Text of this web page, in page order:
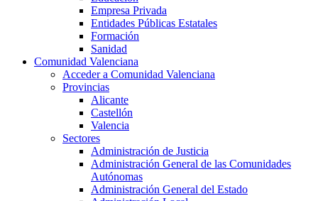
Empresa Privada
Entidades Públicas Estatales
Formación
Sanidad
Comunidad Valenciana
Acceder a Comunidad Valenciana
Provincias
Alicante
Castellón
Valencia
Sectores
Administración de Justicia
Administración General de las Comunidades
Autónomas
Administración General del Estado